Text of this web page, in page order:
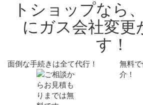
トショップなら、
にガス会社変更
す！
面倒な手続きは全て代行！
無料
介！